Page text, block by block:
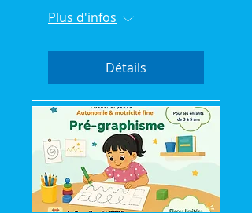
Plus d'infos
Détails